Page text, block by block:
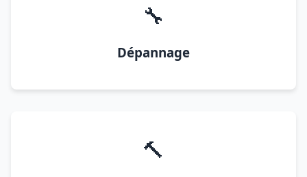
🔧
Dépannage
🔨